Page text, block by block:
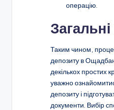
операцію.
Таким чином,
депозиту в
декількох простих
уважно
депозиту і
документи. Вибір